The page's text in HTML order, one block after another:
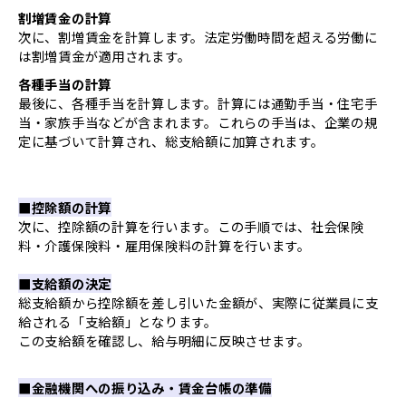
割増賃金の計算
次に、割増賃金を計算します。法定労働時間を超える労働に
は割増賃金が適用されます。
各種手当の計算
最後に、各種手当を計算します。計算には通勤手当・住宅手
当・家族手当などが含まれます。これらの手当は、企業の規
定に基づいて計算され、総支給額に加算されます。
■控除額の計算
次に、控除額の計算を行います。この手順では、社会保険
料・介護保険料・雇用保険料の計算を行います。
■支給額の決定
総支給額から控除額を差し引いた金額が、実際に従業員に支
給される「支給額」となります。
この支給額を確認し、給与明細に反映させます。
■金融機関への振り込み・賃金台帳の準備